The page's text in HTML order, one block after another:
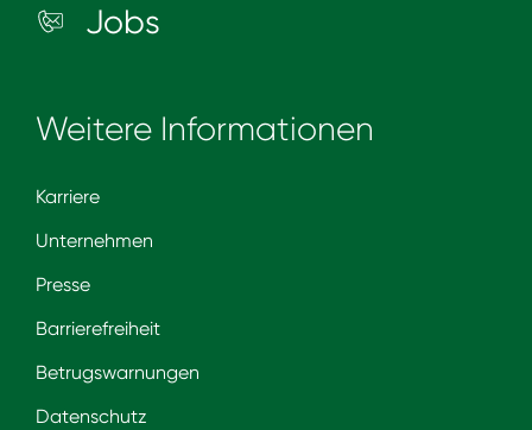
Jobs
Weitere Informationen
Karriere
Unternehmen
Presse
Barrierefreiheit
Betrugswarnungen
Datenschutz